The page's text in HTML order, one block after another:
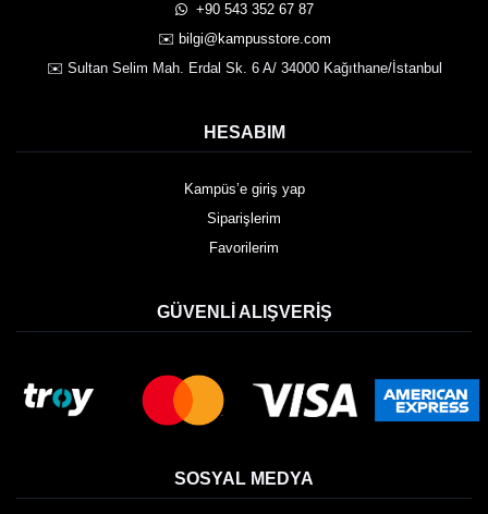
️ +90 543 352 67 87
✉️ bilgi@kampusstore.com
✉️ Sultan Selim Mah. Erdal Sk. 6 A/ 34000 Kağıthane/İstanbul
HESABIM
Kampüs’e giriş yap
Siparişlerim
Favorilerim
GÜVENLI ALIŞVERIŞ
SOSYAL MEDYA